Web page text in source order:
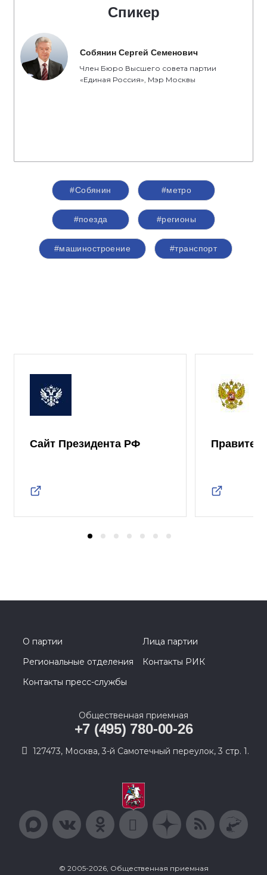
Спикер
Собянин Сергей Семенович
Член Бюро Высшего совета партии
«Единая Россия», Мэр Москвы
#Собянин #метро
#поезда #регионы
#машиностроение #транспорт
Сайт Президента РФ
О партии
Лица партии
Региональные отделения
Контакты РИК
Контакты пресс-службы
Общественная приемная
+7 (495) 780-00-26
127473, Москва, 3-й Самотечный переулок, 3 стр. 1.
© 2005-2026, Общественная приемная